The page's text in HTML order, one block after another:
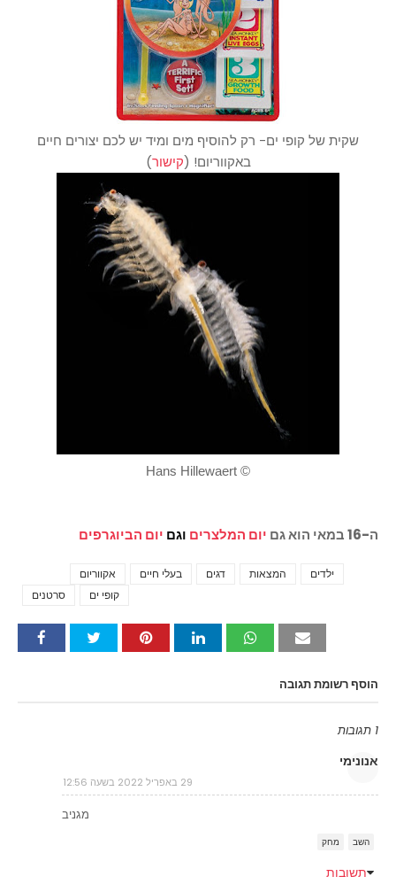
שקית של קופי ים- רק להוסיף מים ומיד יש לכם יצורים חיים
באקווריום! (קישור)
© Hans Hillewaert
ה-16 במאי הוא גם יום המלצרים וגם יום הביוגרפים
אקווריום בעלי חיים דגים המצאות
ילדים
סרטנים
קופי ים
הוסף רשומת תגובה
1 תגובות
אנונימי
29 באפריל 2022 בשעה 12:56
מגניב
השב מחק
תשובות